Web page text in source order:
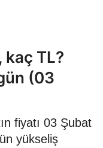
kaç TL?
(03
fiyatı 03 Şubat
yükseliş